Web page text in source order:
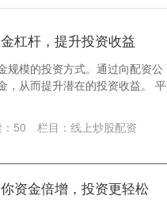
杠杆，提升投资收益
规模的投资方式。通过向配资公
，从而提升潜在的投资收益。 平
50 栏目： 线上炒股配资
资金倍增，投资更轻松